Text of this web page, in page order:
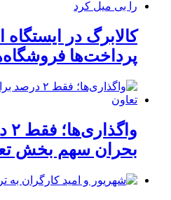
کالابرگ در ایستگاه
پرداخت‌ها
بحران سهم بخش